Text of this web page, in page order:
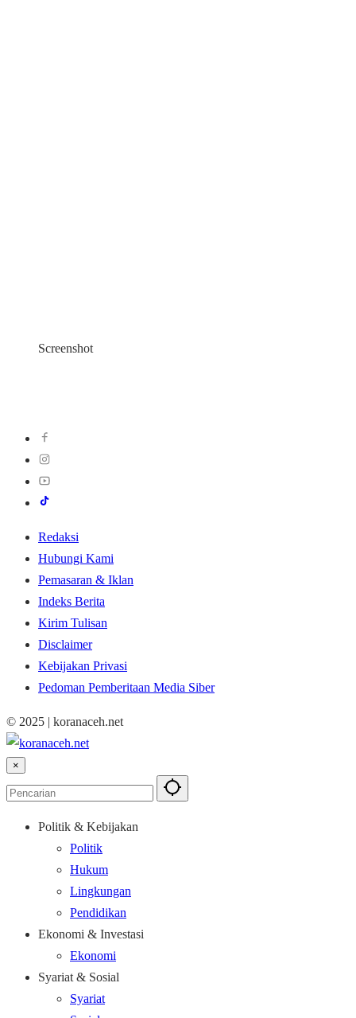
Screenshot
Redaksi
Hubungi Kami
Pemasaran & Iklan
Indeks Berita
Kirim Tulisan
Disclaimer
Kebijakan Privasi
Pedoman Pemberitaan Media Siber
© 2025 | koranaceh.net
×
Politik & Kebijakan
Politik
Hukum
Lingkungan
Pendidikan
Ekonomi & Investasi
Ekonomi
Syariat & Sosial
Syariat